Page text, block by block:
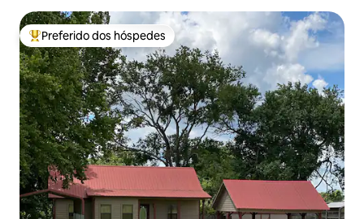
Entre os melhores preferidos dos hóspedes
Preferido dos hóspedes